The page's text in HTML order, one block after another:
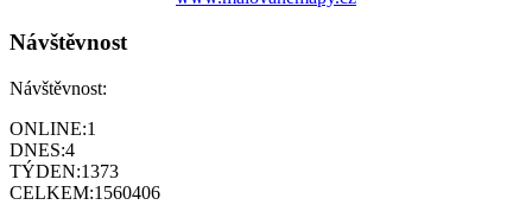
Návštěvnost
Návštěvnost:
ONLINE:1
DNES:4
TÝDEN:1373
CELKEM:1560406